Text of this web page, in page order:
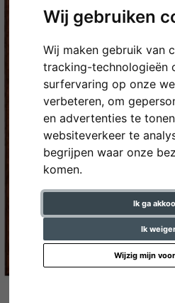
Wij gebruiken
Wij maken gebruik van
tracking-technologieën
surfervaring op onze
verbeteren, om
en advertenties te
websiteverkeer te
begrijpen waar onze
komen.
Ik ga
Ik
Wijzig mijn
Terug